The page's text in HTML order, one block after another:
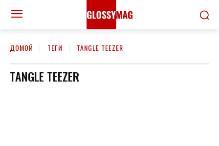
ДОМОЙ ТЕГИ TANGLE TEEZER
TANGLE TEEZER